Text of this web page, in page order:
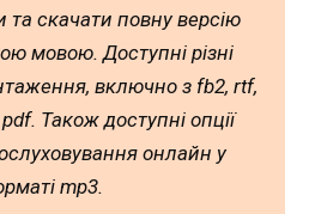
скачати повну версію
мовою. Доступні різні
включно з fb2, rtf,
Також доступні опції
онлайн у
mp3.